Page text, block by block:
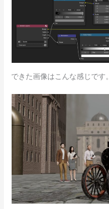
できた画像はこんな感じです。